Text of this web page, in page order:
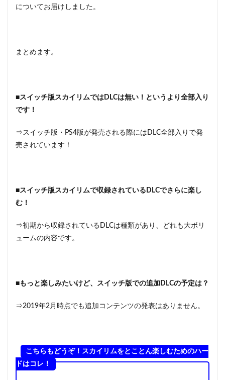
についてお届けしました。
まとめます。
■スイッチ版スカイリムではDLCは無い！というより全部入り
です！
⇒スイッチ版・PS4版が発売される際にはDLC全部入りで発
売されています！
■スイッチ版スカイリムで収録されているDLCでさらに楽し
む！
⇒初期から収録されているDLCは種類があり、どれも大ボリ
ュームの内容です。
■もっと楽しみたいけど、スイッチ版での追加DLCの予定は？
⇒2019年2月時点でも追加コンテンツの発表はありません。
こちらもどうぞ！スカイリムをとことん楽しむためのハー
ドはコレ！